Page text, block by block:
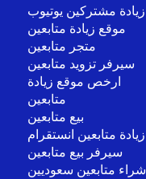
زيادة مشتركين يوتيوب
موقع زيادة متابعين
متجر متابعين
سيرفر تزويد متابعين
ارخص موقع زيادة
متابعين
بيع متابعين
زيادة متابعين انستقرام
سيرفر بيع متابعين
شراء متابعين سعوديين